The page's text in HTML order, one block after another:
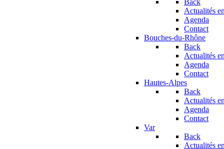
Back
Actualités
Agenda
Contact
Bouches-du-Rhône
Back
Actualités
Agenda
Contact
Hautes-Alpes
Back
Actualités
Agenda
Contact
Var
Back
Actualités